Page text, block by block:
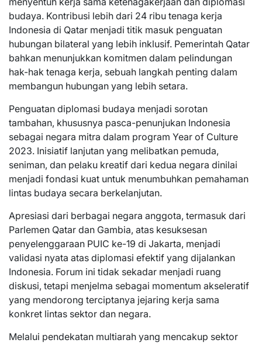
budaya. Kontribusi lebih dari 24 ribu tenaga kerja
Indonesia di Qatar menjadi titik masuk penguatan
hubungan bilateral yang lebih inklusif. Pemerintah Qatar
bahkan menunjukkan komitmen dalam pelindungan
hak-hak tenaga kerja, sebuah langkah penting dalam
membangun hubungan yang lebih setara.
Penguatan diplomasi budaya menjadi sorotan
tambahan, khususnya pasca-penunjukan Indonesia
sebagai negara mitra dalam program Year of Culture
2023. Inisiatif lanjutan yang melibatkan pemuda,
seniman, dan pelaku kreatif dari kedua negara dinilai
menjadi fondasi kuat untuk menumbuhkan pemahaman
lintas budaya secara berkelanjutan.
Apresiasi dari berbagai negara anggota, termasuk dari
Parlemen Qatar dan Gambia, atas kesuksesan
penyelenggaraan PUIC ke-19 di Jakarta, menjadi
validasi nyata atas diplomasi efektif yang dijalankan
Indonesia. Forum ini tidak sekadar menjadi ruang
diskusi, tetapi menjelma sebagai momentum akseleratif
yang mendorong terciptanya jejaring kerja sama
konkret lintas sektor dan negara.
Melalui pendekatan multiarah yang mencakup sektor